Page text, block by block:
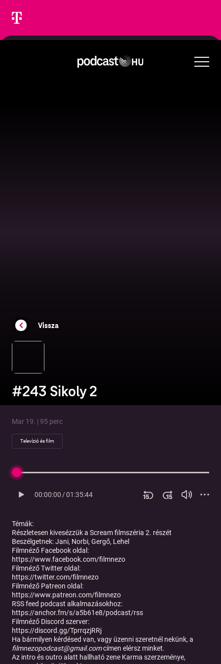
Vissza
#243 Sikoly 2
Mar 19. | 95 perc
Televízió és film
00:00:00/01:35:44
Témák:
Részletesen kivesézzük a Scream filmszéria 2. részét
Beszélgetnek:Jani, Norbi, Gergő, Lehel
Filmnéző Facebook oldal:
https://www.facebook.com/filmnezo
Filmnéző Twitter oldal:
https://twitter.com/filmnezo
Filmnéző Patreon oldal:
https://www.patreon.com/filmnezo
RSS feed podcast alkalmazásokhoz:
https://anchor.fm/s/a5b61e8/podcast/rss
Filmnéző Discord szerver:
https://discord.gg/TprrqzjRRj
Ha bármilyen kérdésed van, vagy üzenni szeretnél nekünk, a
filmnezopodcast@gmail.comcímen elérsz minket.
Az intro és outro alatt hallható zene Karma szerzeménye,